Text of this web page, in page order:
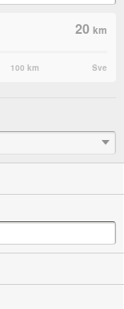
20km
100 km Sve